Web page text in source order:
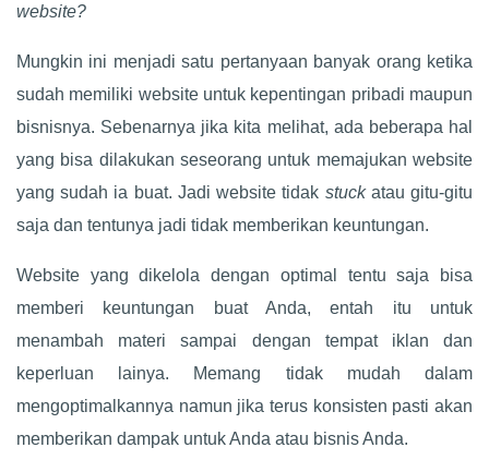
website?
Mungkin ini menjadi satu pertanyaan banyak orang ketika
sudah memiliki website untuk kepentingan pribadi maupun
bisnisnya. Sebenarnya jika kita melihat, ada beberapa hal
yang bisa dilakukan seseorang untuk memajukan website
yang sudah ia buat. Jadi website tidak stuck atau gitu-gitu
saja dan tentunya jadi tidak memberikan keuntungan.
Website yang dikelola dengan optimal tentu saja bisa
memberi keuntungan buat Anda, entah itu untuk
menambah materi sampai dengan tempat iklan dan
keperluan lainya. Memang tidak mudah dalam
mengoptimalkannya namun jika terus konsisten pasti akan
memberikan dampak untuk Anda atau bisnis Anda.